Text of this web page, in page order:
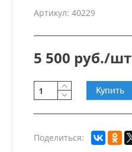
Артикул: 40229
5 500 руб./шт
Купить
Поделиться: